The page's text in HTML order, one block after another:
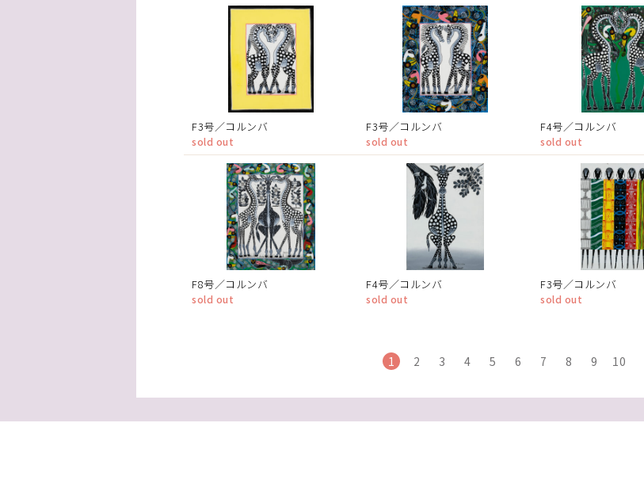
F3号／コルンバ
sold out
F3号／コルンバ
sold out
F4号／コルンバ
sold out
F8号／コルンバ
sold out
F4号／コルンバ
sold out
F3号／コルンバ
sold out
1 2 3 4 5 6 7 8 9 10